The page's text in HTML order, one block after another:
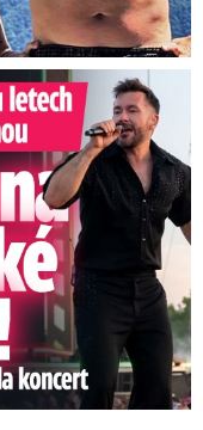
koncert